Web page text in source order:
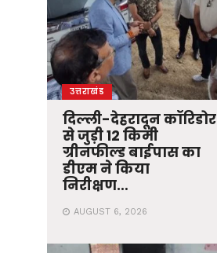
उत्तराखंड
दिल्ली-देहरादून कॉरिडोर
से जुड़ी 12 किमी
ग्रीनफील्ड बाईपास का
डीएम ने किया
निरीक्षण…
AUGUST 6, 2026